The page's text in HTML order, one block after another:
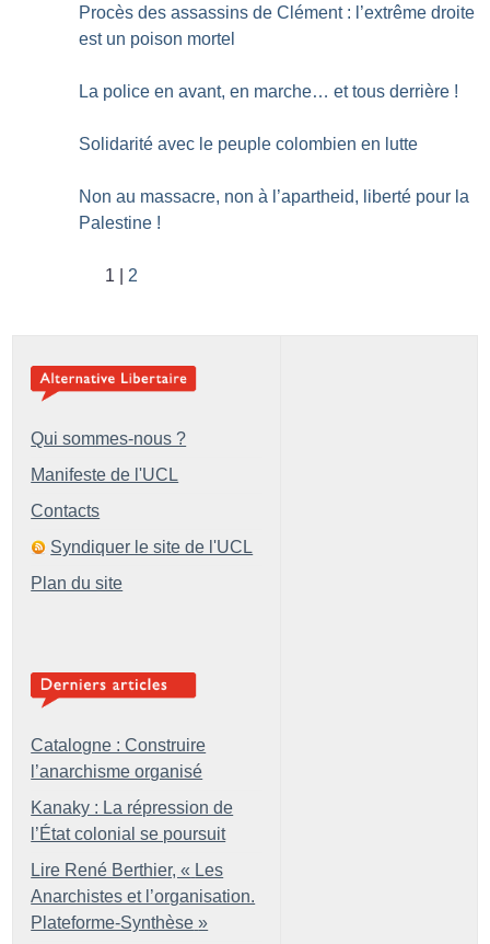
Procès des assassins de Clément : l’extrême droite
est un poison mortel
La police en avant, en marche… et tous derrière !
Solidarité avec le peuple colombien en lutte
Non au massacre, non à l’apartheid, liberté pour la
Palestine !
1 2
Qui sommes-nous ?
Manifeste de l'UCL
Contacts
Syndiquer le site de l'UCL
Plan du site
Catalogne : Construire
l’anarchisme organisé
Kanaky : La répression de
l’État colonial se poursuit
Lire René Berthier, « Les
Anarchistes et l’organisation.
Plateforme-Synthèse »